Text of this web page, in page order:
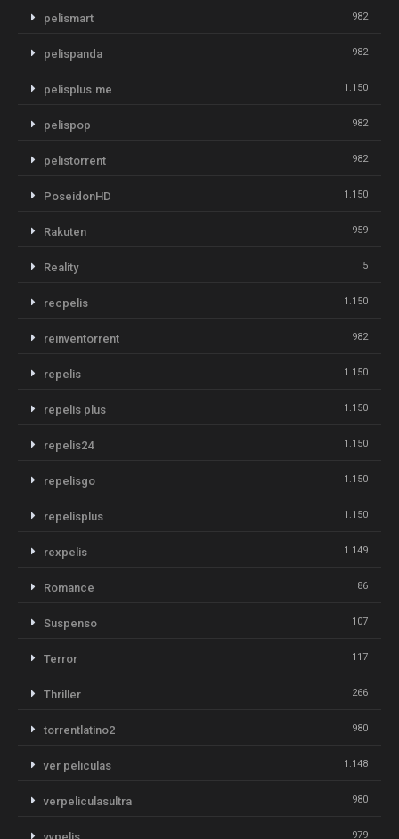
pelismart 982
pelispanda 982
pelisplus.me 1.150
pelispop 982
pelistorrent 982
PoseidonHD 1.150
Rakuten 959
Reality 5
recpelis 1.150
reinventorrent 982
repelis 1.150
repelis plus 1.150
repelis24 1.150
repelisgo 1.150
repelisplus 1.150
rexpelis 1.149
Romance 86
Suspenso 107
Terror 117
Thriller 266
torrentlatino2 980
ver peliculas 1.148
verpeliculasultra 980
979